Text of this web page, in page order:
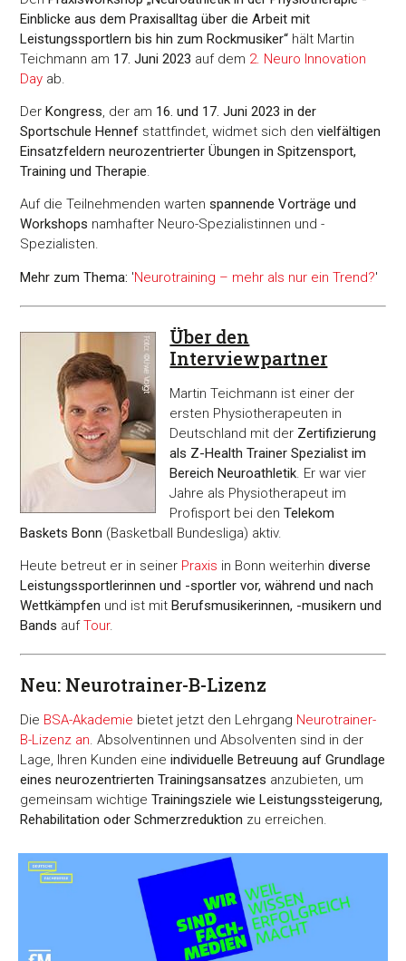
Einblicke aus dem Praxisalltag über die Arbeit mit
Leistungssportlern bis hin zum Rockmusiker“ hält Martin
Teichmann am 17. Juni 2023 auf dem 2. Neuro Innovation
Day ab.
DerKongress, der am 16. und 17. Juni 2023 in der
Sportschule Hennef stattfindet, widmet sich denvielfältigen
Einsatzfeldern neurozentrierter Übungen in Spitzensport,
Training und Therapie.
Auf die Teilnehmenden wartenspannende Vorträge und
Workshops namhafter Neuro-Spezialistinnen und -
Spezialisten.
Mehr zum Thema: 'Neurotraining – mehr als nur ein Trend?'
Über den
Interviewpartner
Martin Teichmann ist einer der
ersten Physiotherapeuten in
Deutschland mit der Zertifizierung
als Z-Health Trainer Spezialist im
Bereich Neuroathletik. Er war vier
Jahre als Physiotherapeut im
Profisport bei denTelekom
Baskets Bonn (Basketball Bundesliga) aktiv.
Heute betreut er in seiner Praxis in Bonn weiterhindiverse
Leistungssportlerinnen und -sportler vor, während und nach
Wettkämpfen und ist mitBerufsmusikerinnen, -musikern und
Bands aufTour.
Neu: Neurotrainer-B-Lizenz
Die BSA-Akademie bietet jetzt den Lehrgang Neurotrainer-
B-Lizenz an. Absolventinnen und Absolventen sind in der
Lage, Ihren Kunden eineindividuelle Betreuung auf Grundlage
eines neurozentrierten Trainingsansatzes anzubieten, um
gemeinsam wichtigeTrainingsziele wie Leistungssteige­rung,
Rehabilitation oder Schmerzreduktion zu erreichen.